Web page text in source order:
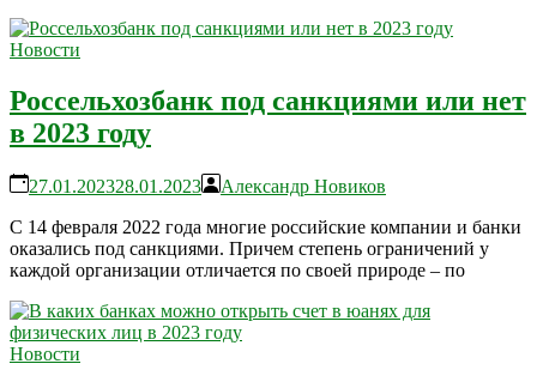
Новости
Россельхозбанк под санкциями или нет
в 2023 году
27.01.202328.01.2023
Александр Новиков
С 14 февраля 2022 года многие российские компании и банки
оказались под санкциями. Причем степень ограничений у
каждой организации отличается по своей природе – по
Новости